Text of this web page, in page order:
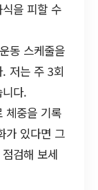
을 피할 수
동 스케줄을
저는 주 3회
다.
체중을 기록
가 있다면 그
검해 보세